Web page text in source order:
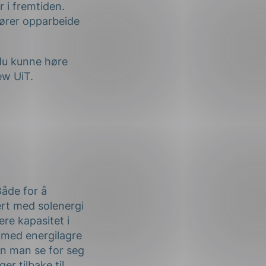
i fremtiden.
opparbeide
kunne høre
UiT.
for å
med solenergi
kapasitet i
energilagre
man se for seg